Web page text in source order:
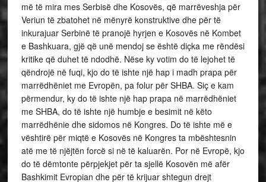
më të mira mes Serbisë dhe Kosovës, që marrëveshja për
Veriun të zbatohet në mënyrë konstruktive dhe për të
inkurajuar Serbinë të pranojë hyrjen e Kosovës në Kombet
e Bashkuara, gjë që unë mendoj se është diçka me rëndësi
kritike që duhet të ndodhë. Nëse ky votim do të lejohet të
qëndrojë në fuqi, kjo do të ishte një hap i madh prapa për
marrëdhëniet me Evropën, pa folur për SHBA. Siç e kam
përmendur, ky do të ishte një hap prapa në marrëdhëniet
me SHBA, do të ishte një humbje e besimit në këto
marrëdhënie dhe sidomos në Kongres. Do të ishte më e
vështirë për miqtë e Kosovës në Kongres ta mbështesnin
atë me të njëjtën forcë si në të kaluarën. Por në Evropë, kjo
do të dëmtonte përpjekjet për ta sjellë Kosovën më afër
Bashkimit Evropian dhe për të krijuar shtegun drejt